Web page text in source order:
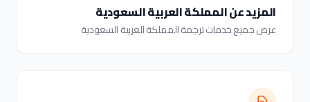
المزيد عن المملكة العربية السعودية
عرض جميع خدمات ترجمة المملكة العربية السعودية